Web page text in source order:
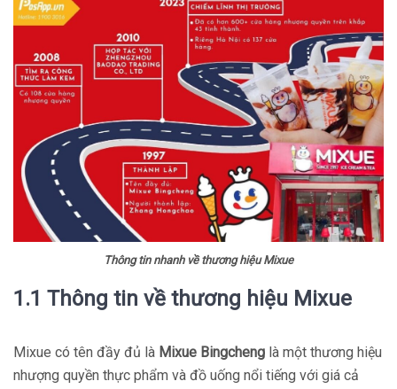
Thông tin nhanh về thương hiệu Mixue
1.1 Thông tin về thương hiệu Mixue
Mixue có tên đầy đủ là Mixue Bingcheng là một thương hiệu
nhượng quyền thực phẩm và đồ uống nổi tiếng với giá cả